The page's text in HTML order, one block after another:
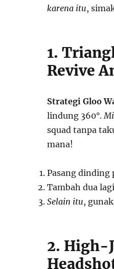
karena itu,
1.
Revive
Strategi Gloo
lindung 360°.
squad tanpa
mana!
Pasang dinding
Tambah dua
Selain itu,
2. High-